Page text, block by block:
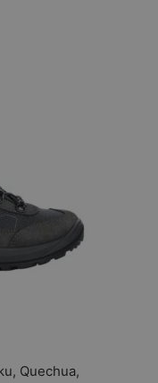
Quechua,